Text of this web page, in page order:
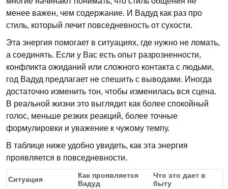
менее важен, чем содержание. И Вадуд как раз про
стиль, который лечит повседневность от сухости.
Эта энергия помогает в ситуациях, где нужно не ломать,
а соединять. Если у Вас есть опыт разрозненности,
конфликта ожиданий или сложного контакта с людьми,
год Вадуд предлагает не спешить с выводами. Иногда
достаточно изменить тон, чтобы изменилась вся сцена.
В реальной жизни это выглядит как более спокойный
голос, меньше резких реакций, более точные
формулировки и уважение к чужому темпу.
В таблице ниже удобно увидеть, как эта энергия
проявляется в повседневности.
Ситуация
Как проявляется
Вадуд
Что это дает в
быту